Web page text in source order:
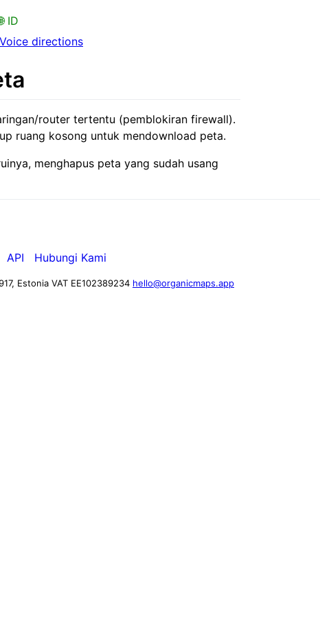
ID
Voice directions
router tertentu (pemblokiran firewall).
ruang kosong untuk mendownload peta.
menghapus peta yang sudah usang
API Hubungi Kami
Estonia VAT EE102389234 hello@organicmaps.app